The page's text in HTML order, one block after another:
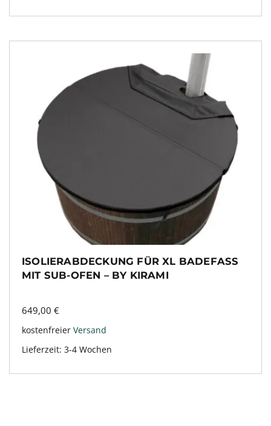
ISOLIERABDECKUNG FÜR XL BADEFASS
MIT SUB-OFEN – BY KIRAMI
649,00 €
kostenfreier Versand
Lieferzeit: 3-4 Wochen